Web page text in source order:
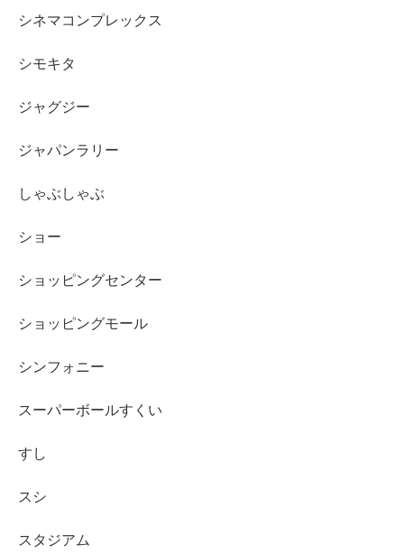
シネマコンプレックス
シモキタ
ジャグジー
ジャパンラリー
しゃぶしゃぶ
ショー
ショッピングセンター
ショッピングモール
シンフォニー
スーパーボールすくい
すし
スシ
スタジアム